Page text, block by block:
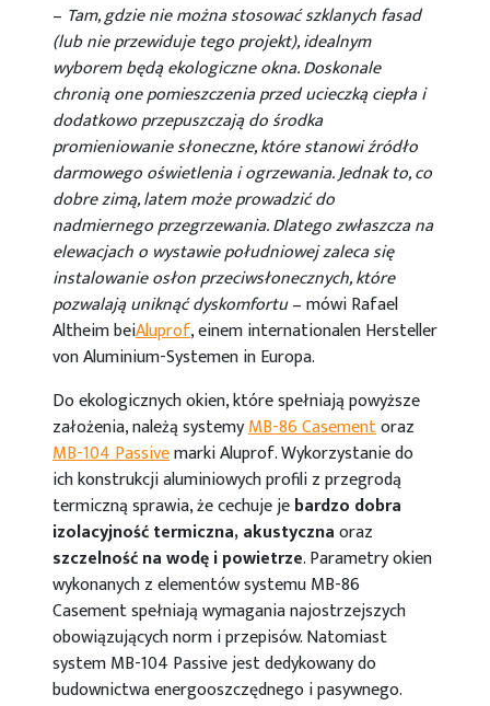
– Tam, gdzie nie można stosować szklanych fasad
(lub nie przewiduje tego projekt), idealnym
wyborem będą ekologiczne okna. Doskonale
chronią one pomieszczenia przed ucieczką ciepła i
dodatkowo przepuszczają do środka
promieniowanie słoneczne, które stanowi źródło
darmowego oświetlenia i ogrzewania. Jednak to, co
dobre zimą, latem może prowadzić do
nadmiernego przegrzewania. Dlatego zwłaszcza na
elewacjach o wystawie południowej zaleca się
instalowanie osłon przeciwsłonecznych, które
pozwalają uniknąć dyskomfortu– mówi Rafael
Altheim beiAluprof, einem internationalen Hersteller
von Aluminium-Systemen in Europa.
Do ekologicznych okien, które spełniają powyższe
założenia, należą systemyMB-86 Casementoraz
MB-104 Passivemarki Aluprof. Wykorzystanie do
ich konstrukcji aluminiowych profili z przegrodą
termiczną sprawia, że cechuje jebardzo dobra
izolacyjność termiczna, akustycznaoraz
szczelność na wodę i powietrze. Parametry okien
wykonanych z elementów systemu MB-86
Casement spełniają wymagania najostrzejszych
obowiązujących norm i przepisów. Natomiast
system MB-104 Passive jest dedykowany do
budownictwa energooszczędnego i pasywnego.